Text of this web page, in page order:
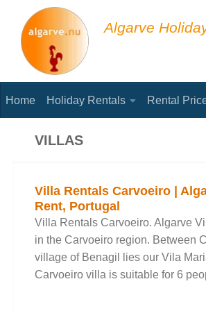
Skip to content
Algarve
Home Holiday Rentals Rental
VILLAS
Villa Rentals Carvoeiro |
Rent, Portugal
Villa Rentals Carvoeiro. Algarve
in the Carvoeiro region. Between
village of Benagil lies our Vila
Carvoeiro villa is suitable for 6